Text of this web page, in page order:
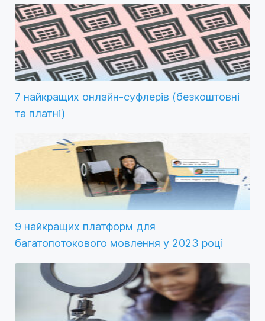
7 найкращих онлайн-суфлерів (безкоштовні
та платні)
9 найкращих платформ для
багатопотокового мовлення у 2023 році